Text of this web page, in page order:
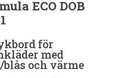
ECO DOB
för
med
blås och värme